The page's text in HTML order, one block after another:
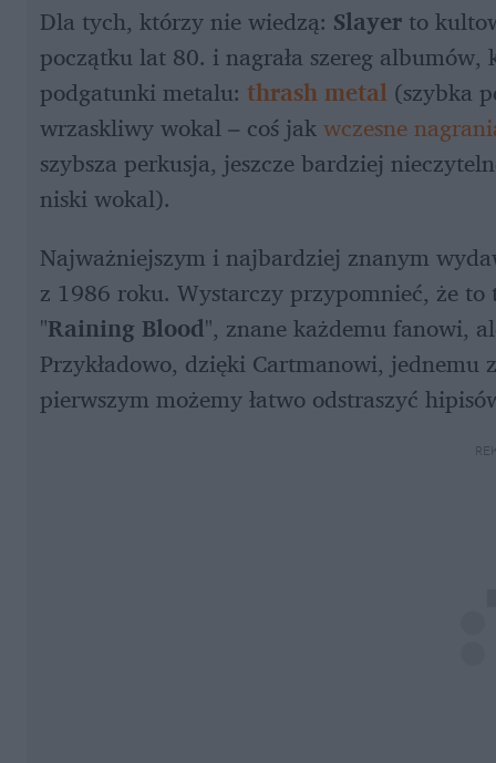
Dla tych, którzy nie wiedzą: Slayer to
początku lat 80. i nagrała szereg
podgatunki metalu: thrash metal (szybka
wrzaskliwy wokal – coś jak wczesne
szybsza perkusja, jeszcze bardziej
niski wokal).
Najważniejszym i najbardziej znanym
z 1986 roku. Wystarczy przypomnieć, że
"Raining Blood", znane każdemu fanowi,
Przykładowo, dzięki Cartmanowi, jednemu
pierwszym możemy łatwo odstraszyć